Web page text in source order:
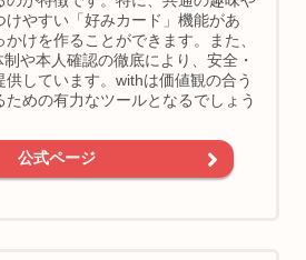
けやすい「好みカード」機能があ
けを作ることができます。また、
や本人確認の徹底により、安全・
しています。withは価値観の合う
めの有力なツールとなるでしょう
公式ページ